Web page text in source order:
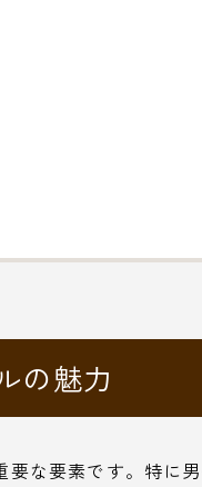
の魅力
な要素です。特に